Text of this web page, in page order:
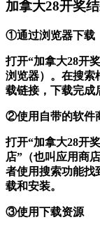
加拿大28开奖
①通过浏览器下载
打开“加拿大28开
浏览器）。在搜索
载链接，下载完成
②使用自带的软件
打开“加拿大28开
店”（也叫应用商
者使用搜索功能找
载和安装。
③使用下载资源